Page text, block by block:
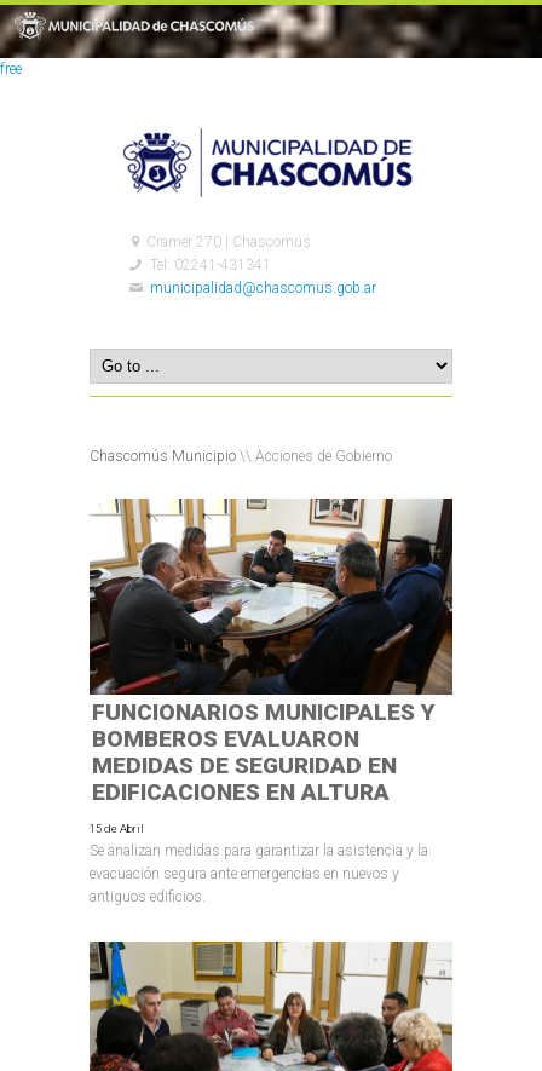
free
Cramer 270 | Chascomús
Tel: 02241-431341
municipalidad@chascomus.gob.ar
Chascomús Municipio \\ Acciones de Gobierno
FUNCIONARIOS MUNICIPALES Y
BOMBEROS EVALUARON
MEDIDAS DE SEGURIDAD EN
EDIFICACIONES EN ALTURA
15 de Abril
Se analizan medidas para garantizar la asistencia y la
evacuación segura ante emergencias en nuevos y
antiguos edificios.